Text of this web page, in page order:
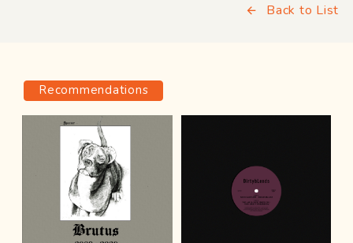
Back to List
Recommendations